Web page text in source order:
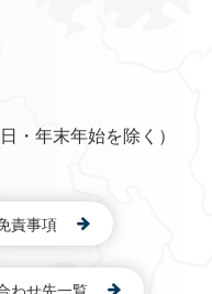
・年末年始を除く）
責事項